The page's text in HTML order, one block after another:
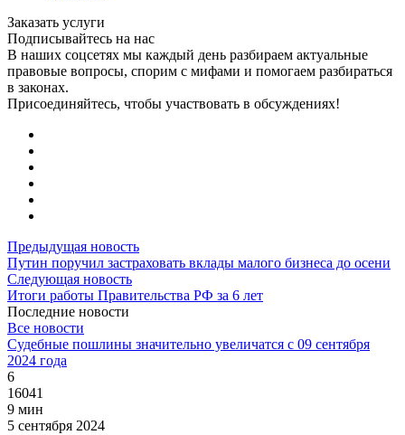
Заказать услуги
Подписывайтесь на нас
В наших соцсетях мы каждый день разбираем актуальные
правовые вопросы, спорим с мифами и помогаем разбираться
в законах.
Присоединяйтесь, чтобы участвовать в обсуждениях!
Предыдущая новость
Путин поручил застраховать вклады малого бизнеса до осени
Следующая новость
Итоги работы Правительства РФ за 6 лет
Последние новости
Все новости
Судебные пошлины значительно увеличатся с 09 сентября
2024 года
6
16041
9 мин
5 сентября 2024